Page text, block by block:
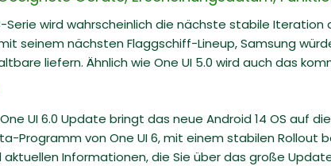
Serie wird wahrscheinlich die nächste stabile
mit seinem nächsten Flaggschiff-Lineup, Samsung
liefern. Ähnlich wie One UI 5.0 wird auch das
UI 6.0 Update bringt das neue Android 14 OS auf
Programm von One UI 6, mit einem stabilen Rollout
Informationen, die Sie über das große